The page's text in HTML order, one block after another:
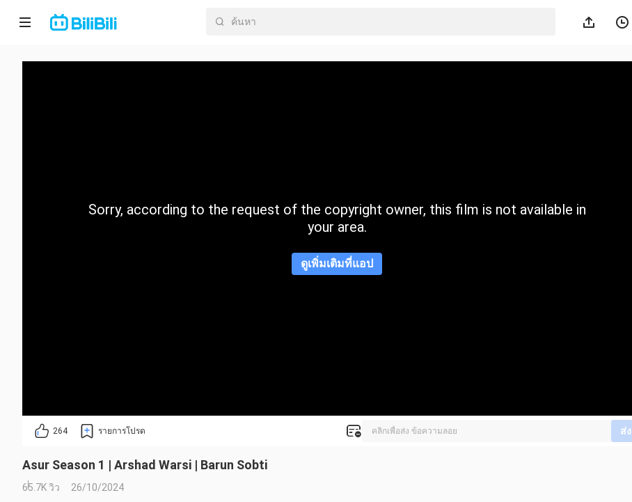
หน้า
Sorry, according to the request of the copyright owner, this film is not available in
your area.
ดูเพิ่มเติมที่แอป
264 รายการโปรด ส่ง
Asur Season 1 | Arshad Warsi | Barun Sobti
65.7K วิว
26/10/2024